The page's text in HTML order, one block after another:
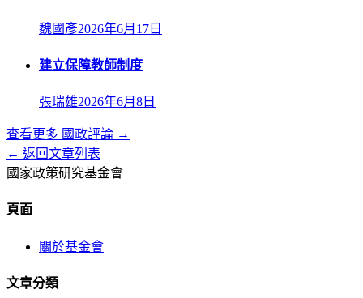
魏國彥2026年6月17日
建立保障教師制度
張瑞雄2026年6月8日
查看更多 國政評論 →
← 返回文章列表
國家政策研究基金會
頁面
關於基金會
文章分類